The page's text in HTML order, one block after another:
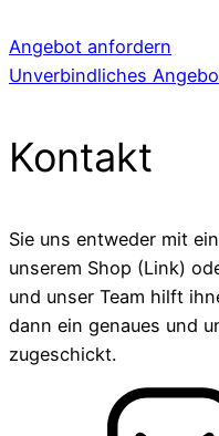
Angebot anfordern
Unverbindliches
Kontakt
Sie uns entweder mit
unserem Shop (Link)
und unser Team hilft
dann ein genaues und
zugeschickt.